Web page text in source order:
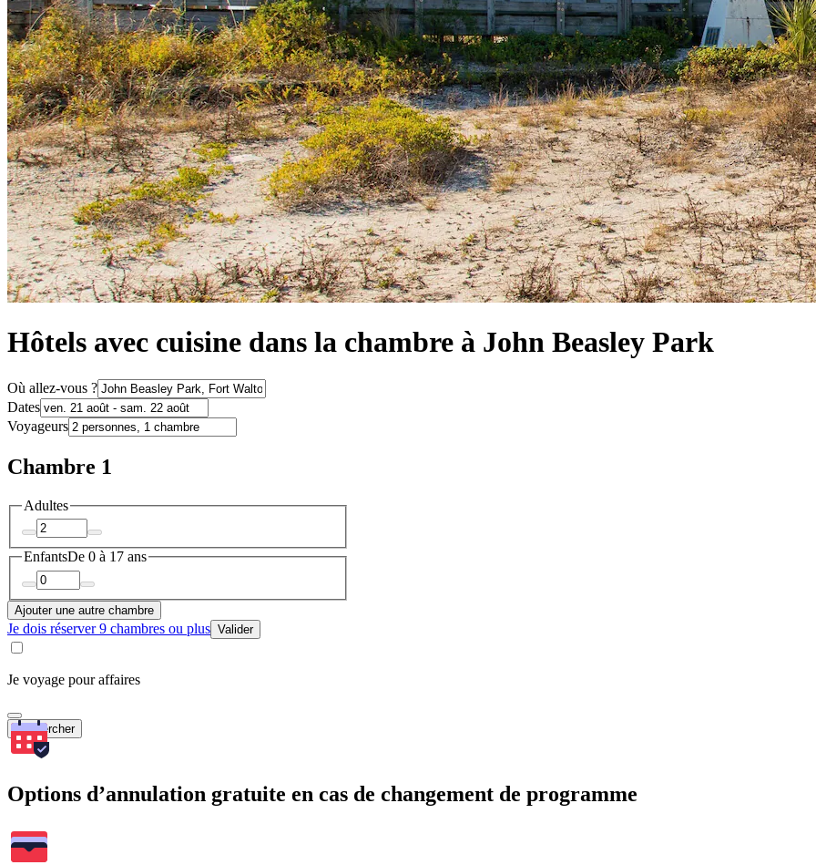
Hôtels avec cuisine dans la chambre à John Beasley Park
Où allez-vous ?
Dates
Voyageurs
Chambre 1
Adultes
EnfantsDe 0 à 17 ans
Ajouter une autre chambre
Je dois réserver 9 chambres ou plus Valider
Je voyage pour affaires
Rechercher
Options d’annulation gratuite en cas de changement de programme